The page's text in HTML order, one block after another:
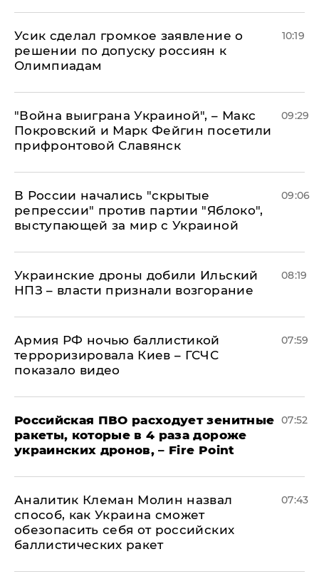
Усик сделал громкое заявление о
решении по допуску россиян к
Олимпиадам
10:19
"Война выиграна Украиной", – Макс
Покровский и Марк Фейгин посетили
прифронтовой Славянск
09:29
В России начались "скрытые
репрессии" против партии "Яблоко",
выступающей за мир с Украиной
09:06
Украинские дроны добили Ильский
НПЗ – власти признали возгорание
08:19
Армия РФ ночью баллистикой
терроризировала Киев – ГСЧС
показало видео
07:59
Российская ПВО расходует зенитные
ракеты, которые в 4 раза дороже
украинских дронов, – Fire Point
07:52
Аналитик Клеман Молин назвал
способ, как Украина сможет
обезопасить себя от российских
баллистических ракет
07:43